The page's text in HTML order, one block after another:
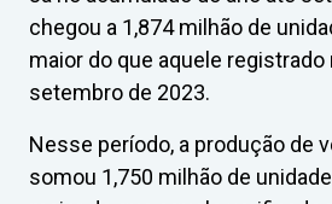
chegou a 1,874 milhão de
maior do que aquele registrado
setembro de 2023.
Nesse período, a produção de
somou 1,750 milhão de